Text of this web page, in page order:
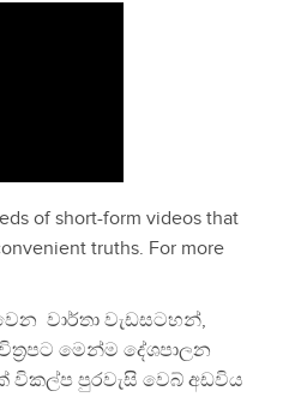
of short-form videos that
truths. For more
වාර්තා වැඩසටහන්,
මෙන්ම දේශපාලන
විකල්ප පුරවැසි වෙබ් අඩවිය